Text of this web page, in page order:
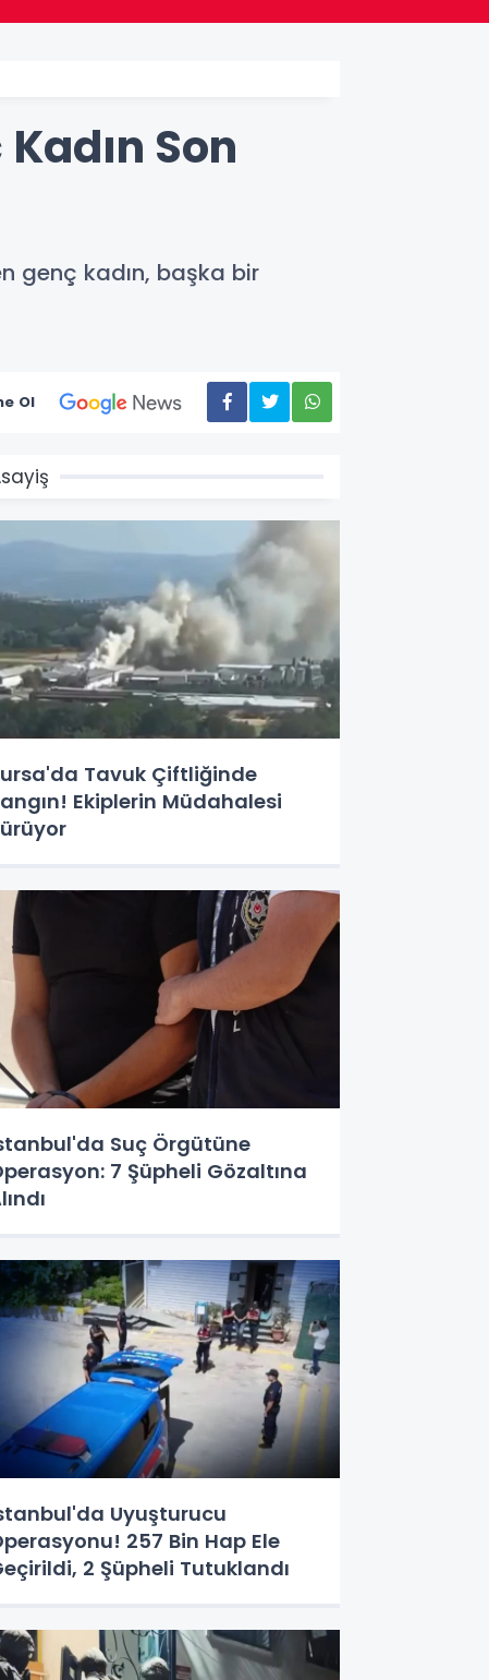
Son
genç kadın, başka bir
Ol
Tavuk Çiftliğinde
Ekiplerin Müdahalesi
Suç Örgütüne
7 Şüpheli Gözaltına
Uyuşturucu
257 Bin Hap Ele
2 Şüpheli Tutuklandı